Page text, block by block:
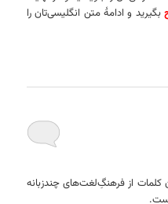
بگیرید و ادامهٔ متن انگلیسی‌تان را
کلمات از فرهنگِ‌لغت‌های چندزبانه